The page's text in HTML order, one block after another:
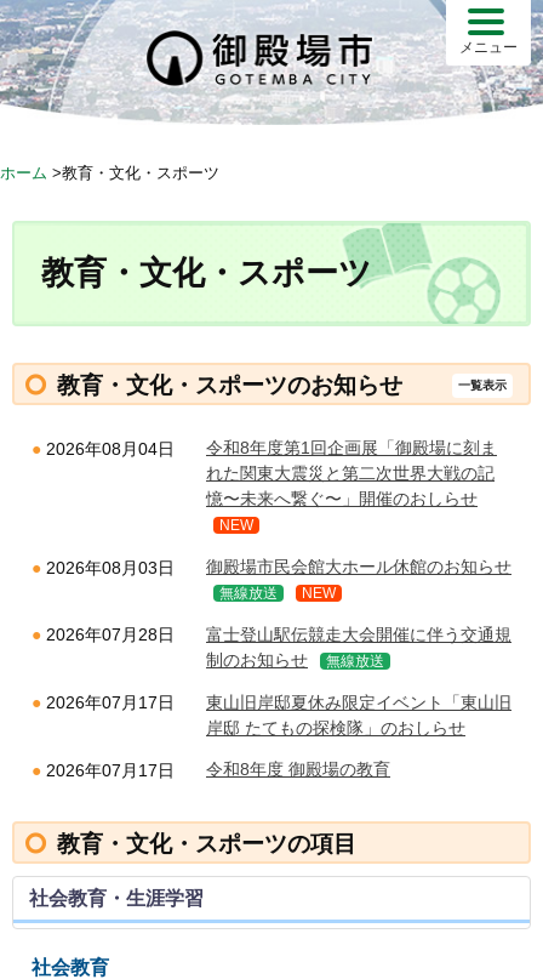
S
k
i
p
メニュー
ホーム >教育・文化・スポーツ
教育・文化・スポーツ
教育・文化・スポーツのお知らせ 一覧表示
2026年08月04日
令和8年度第1回企画展「御殿場に刻ま
れた関東大震災と第二次世界大戦の記
憶〜未来へ繋ぐ〜」開催のおしらせ
NEW
2026年08月03日 御殿場市民会館大ホール休館のお知らせ
無線放送 NEW
2026年07月28日
富士登山駅伝競走大会開催に伴う交通規
制のお知らせ
無線放送
2026年07月17日
東山旧岸邸夏休み限定イベント「東山旧
岸邸 たてもの探検隊」のおしらせ
2026年07月17日 令和8年度 御殿場の教育
教育・文化・スポーツの項目
社会教育・生涯学習
社会教育